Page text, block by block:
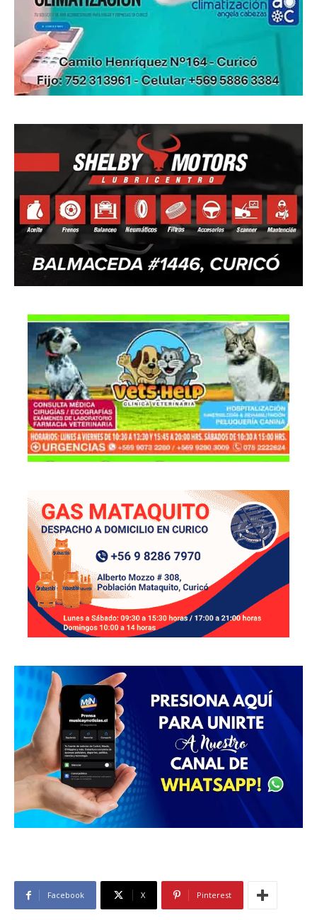
Facebook X Pinterest